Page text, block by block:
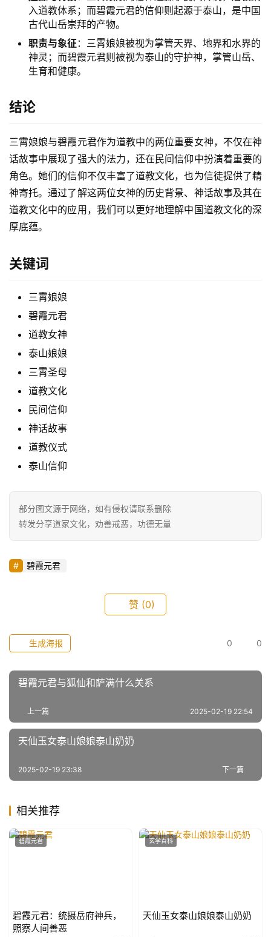
入道教体系；而碧霞元君的信仰则起源于泰山，是中国
古代山岳崇拜的产物。
职责与象征 ：三霄娘娘被视为掌管天界、地界和水界的
神灵；而碧霞元君则被视为泰山的守护神，掌管山岳、
生育和健康。
结论
三霄娘娘与碧霞元君作为道教中的两位重要女神，不仅在神
话故事中展现了强大的法力，还在民间信仰中扮演着重要的
角色。她们的信仰不仅丰富了道教文化，也为信徒提供了精
神寄托。通过了解这两位女神的历史背景、神话故事及其在
道教文化中的应用，我们可以更好地理解中国道教文化的深
厚底蕴。
关键词
三霄娘娘
碧霞元君
道教女神
泰山娘娘
三霄圣母
道教文化
民间信仰
神话故事
道教仪式
泰山信仰
部分图文源于网络，如有侵权请联系删除
转发分享道家文化，劝善戒恶，功德无量
碧霞元君
赞 (0)
0 0
生成海报
碧霞元君与狐仙和萨满什么关系
上一篇 2025-02-19 22:54
天仙玉女泰山娘娘泰山奶奶
下一篇
2025-02-19 23:38
相关推荐
碧霞元君
碧霞元君：统摄岳府神兵，
照察人间善恶
玄学百科
天仙玉女泰山娘娘泰山奶奶